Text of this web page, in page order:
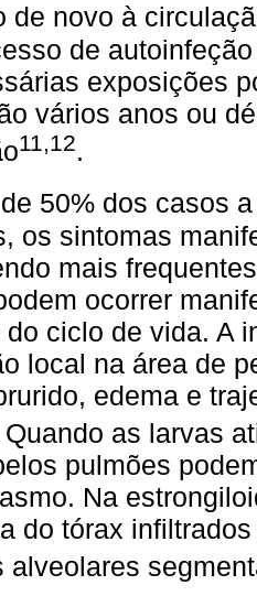
de novo à
de
exposições
vários anos ou
11,12.
50% dos casos
os sintomas
mais
ocorrer
do ciclo de vida. A
local na área de
edema e
Quando as larvas
pulmões
Na
do tórax
alveolares